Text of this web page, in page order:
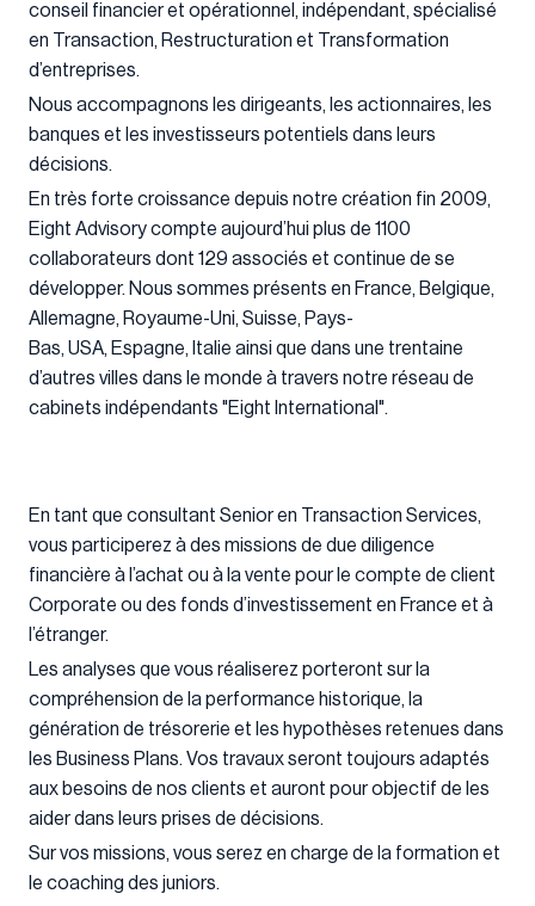
conseil financier et opérationnel, indépendant, spécialisé
en Transaction, Restructuration et Transformation
d’entreprises.
Nous accompagnons les dirigeants, les actionnaires, les
banques et les investisseurs potentiels dans leurs
décisions.
En très forte croissance depuis notre création fin 2009,
Eight Advisory compte aujourd’hui plus de 1100
collaborateurs dont 129 associés et continue de se
développer. Nous sommes présents en France, Belgique,
Allemagne, Royaume-Uni, Suisse, Pays-
Bas, USA, Espagne, Italie ainsi que dans une trentaine
d’autres villes dans le monde à travers notre réseau de
cabinets indépendants "Eight International".
En tant que consultant Senior en Transaction Services,
vous participerez à des missions de due diligence
financière à l’achat ou à la vente pour le compte de client
Corporate ou des fonds d’investissement en France et à
l’étranger.
Les analyses que vous réaliserez porteront sur la
compréhension de la performance historique, la
génération de trésorerie et les hypothèses retenues dans
les Business Plans. Vos travaux seront toujours adaptés
aux besoins de nos clients et auront pour objectif de les
aider dans leurs prises de décisions.
Sur vos missions, vous serez en charge de la formation et
le coaching des juniors.